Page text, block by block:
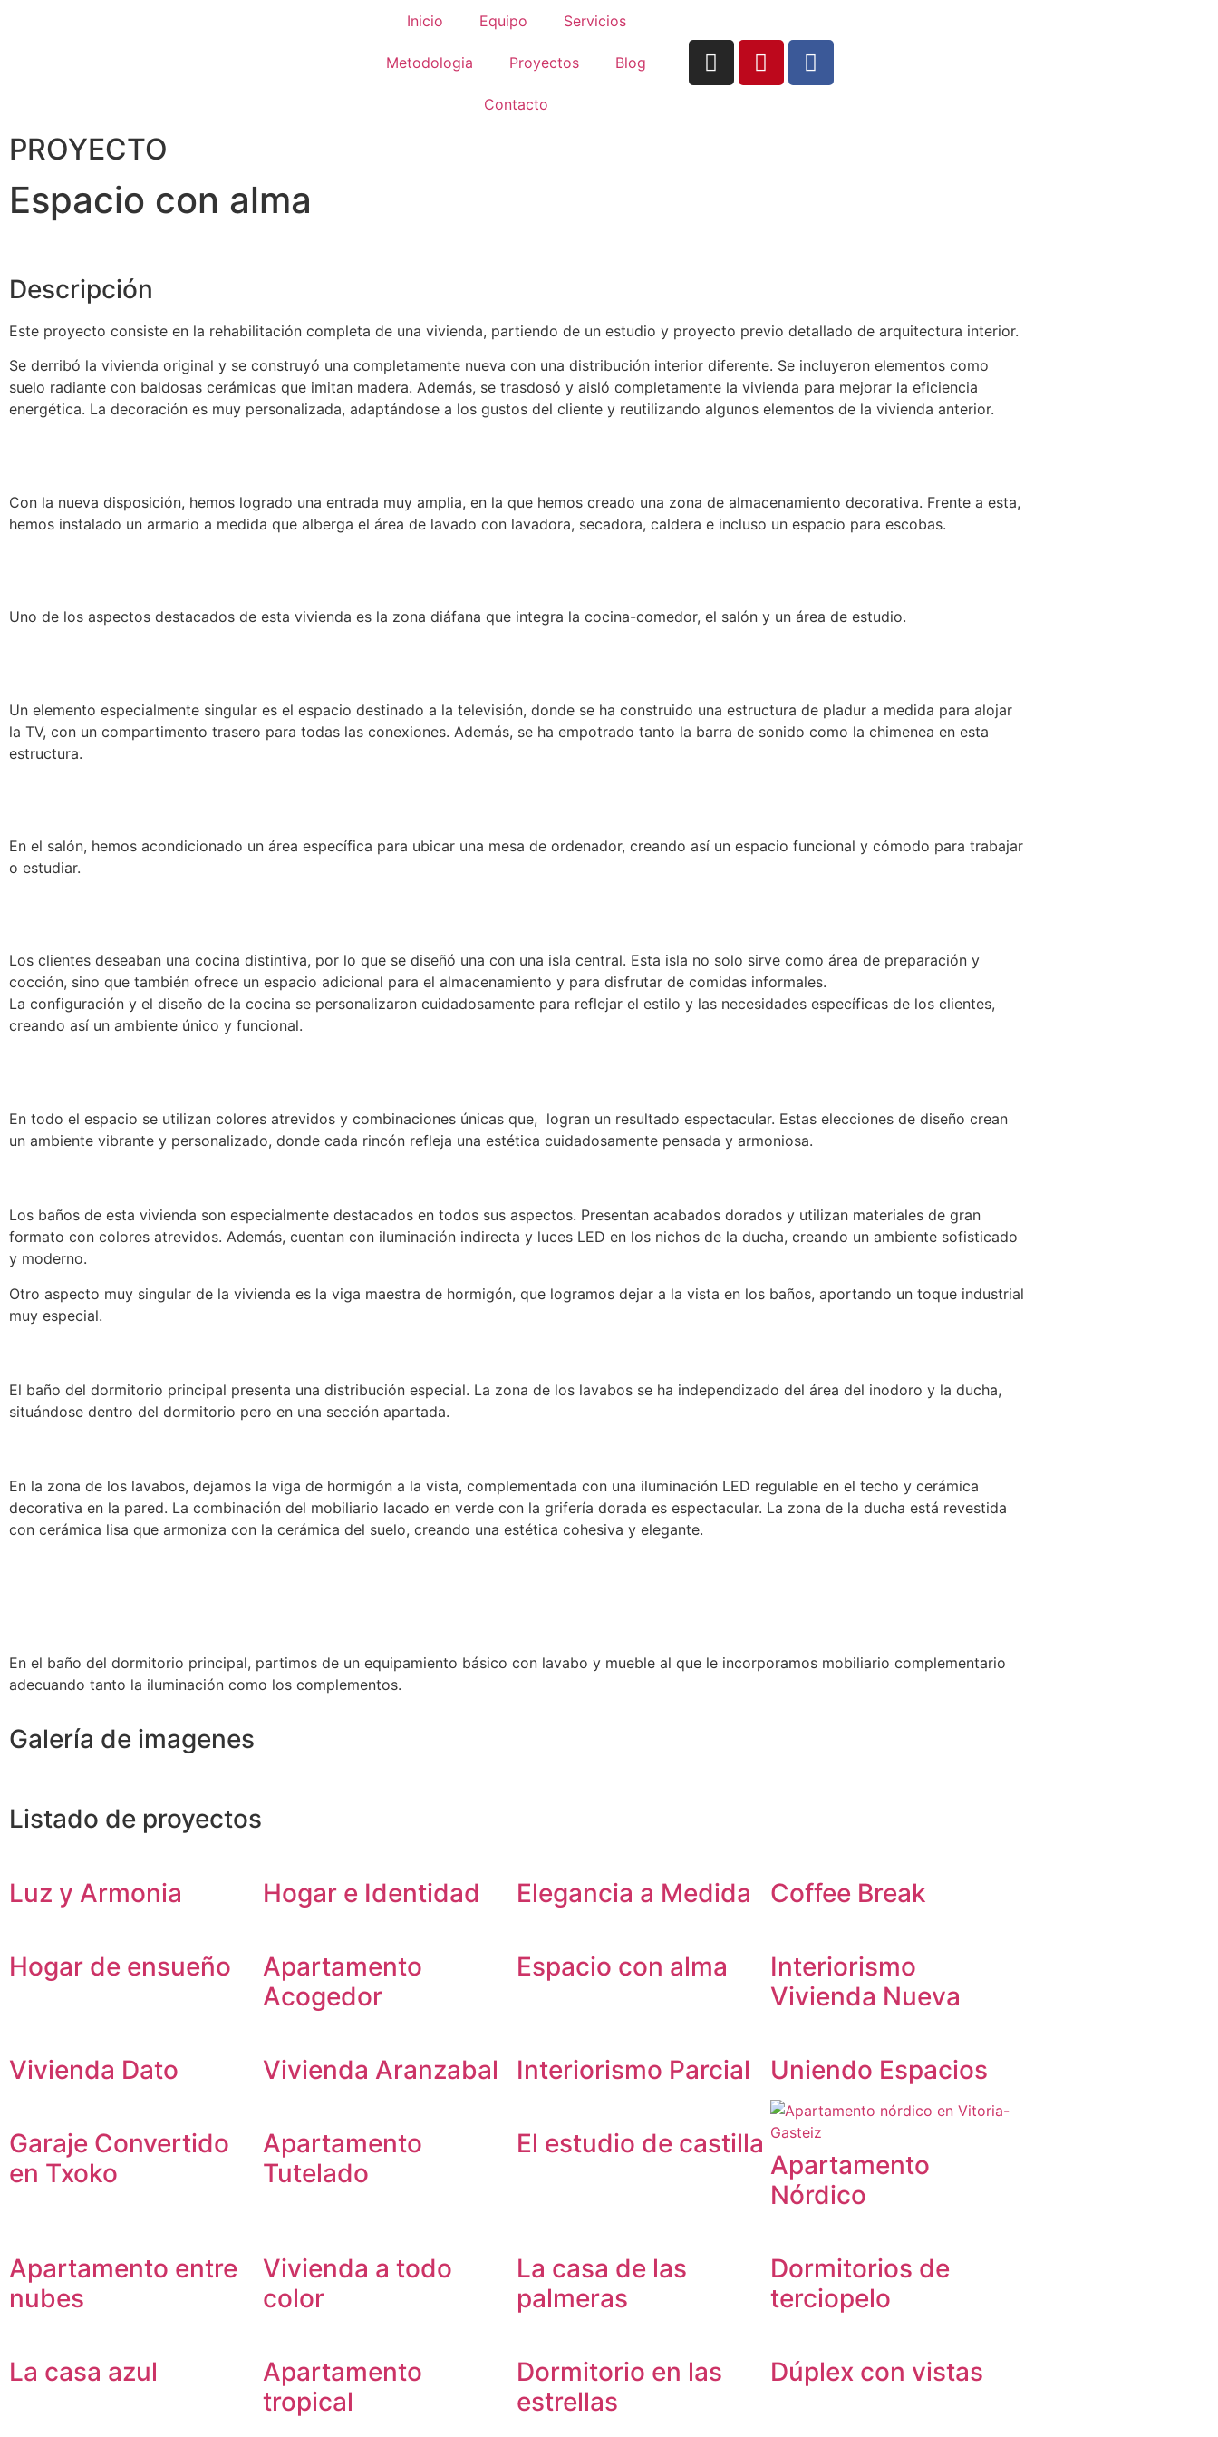
Inicio Equipo Servicios
Metodologia Proyectos Blog
Contacto
PROYECTO
Espacio con alma
Descripción
Este proyecto consiste en la rehabilitación completa de una vivienda, partiendo de un estudio y proyecto previo detallado de arquitectura interior.
Se derribó la vivienda original y se construyó una completamente nueva con una distribución interior diferente. Se incluyeron elementos como
suelo radiante con baldosas cerámicas que imitan madera. Además, se trasdosó y aisló completamente la vivienda para mejorar la eficiencia
energética. La decoración es muy personalizada, adaptándose a los gustos del cliente y reutilizando algunos elementos de la vivienda anterior.
Con la nueva disposición, hemos logrado una entrada muy amplia, en la que hemos creado una zona de almacenamiento decorativa. Frente a esta,
hemos instalado un armario a medida que alberga el área de lavado con lavadora, secadora, caldera e incluso un espacio para escobas.
Uno de los aspectos destacados de esta vivienda es la zona diáfana que integra la cocina-comedor, el salón y un área de estudio.
Un elemento especialmente singular es el espacio destinado a la televisión, donde se ha construido una estructura de pladur a medida para alojar
la TV, con un compartimento trasero para todas las conexiones. Además, se ha empotrado tanto la barra de sonido como la chimenea en esta
estructura.
En el salón, hemos acondicionado un área específica para ubicar una mesa de ordenador, creando así un espacio funcional y cómodo para trabajar
o estudiar.
Los clientes deseaban una cocina distintiva, por lo que se diseñó una con una isla central. Esta isla no solo sirve como área de preparación y
cocción, sino que también ofrece un espacio adicional para el almacenamiento y para disfrutar de comidas informales.
La configuración y el diseño de la cocina se personalizaron cuidadosamente para reflejar el estilo y las necesidades específicas de los clientes,
creando así un ambiente único y funcional.
En todo el espacio se utilizan colores atrevidos y combinaciones únicas que, logran un resultado espectacular. Estas elecciones de diseño crean
un ambiente vibrante y personalizado, donde cada rincón refleja una estética cuidadosamente pensada y armoniosa.
Los baños de esta vivienda son especialmente destacados en todos sus aspectos. Presentan acabados dorados y utilizan materiales de gran
formato con colores atrevidos. Además, cuentan con iluminación indirecta y luces LED en los nichos de la ducha, creando un ambiente sofisticado
y moderno.
Otro aspecto muy singular de la vivienda es la viga maestra de hormigón, que logramos dejar a la vista en los baños, aportando un toque industrial
muy especial.
El baño del dormitorio principal presenta una distribución especial. La zona de los lavabos se ha independizado del área del inodoro y la ducha,
situándose dentro del dormitorio pero en una sección apartada.
En la zona de los lavabos, dejamos la viga de hormigón a la vista, complementada con una iluminación LED regulable en el techo y cerámica
decorativa en la pared. La combinación del mobiliario lacado en verde con la grifería dorada es espectacular. La zona de la ducha está revestida
con cerámica lisa que armoniza con la cerámica del suelo, creando una estética cohesiva y elegante.
En el baño del dormitorio principal, partimos de un equipamiento básico con lavabo y mueble al que le incorporamos mobiliario complementario
adecuando tanto la iluminación como los complementos.
Galería de imagenes
Listado de proyectos
Luz y Armonia Hogar e Identidad Elegancia a Medida Coffee Break
Hogar de ensueño
Apartamento
Acogedor
Espacio con alma
Interiorismo
Vivienda Nueva
Vivienda Dato Vivienda Aranzabal Interiorismo Parcial Uniendo Espacios
Garaje Convertido
en Txoko
Apartamento
Tutelado
El estudio de castilla
Apartamento
Nórdico
Apartamento entre
nubes
Vivienda a todo
color
La casa de las
palmeras
Dormitorios de
terciopelo
La casa azul
Apartamento
tropical
Dormitorio en las
estrellas
Dúplex con vistas